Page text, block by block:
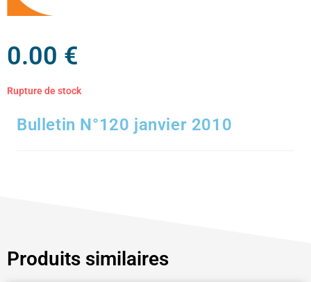
0.00 €
Rupture de stock
Bulletin N°120 janvier 2010
Produits similaires